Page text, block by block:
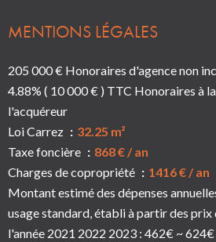
MENTIONS LÉGALES
205 000 € Honoraires d'agence non
4.88% ( 10 000 € ) TTC Honoraires à
l'acquéreur
Loi Carrez
32.25 m²
Taxe foncière
868 € / an
Charges de copropriété
1416 € / an
Montant estimé des dépenses
usage standard, établi à partir des prix
l'année 2021 2022 2023 : 462€ ~ 624€